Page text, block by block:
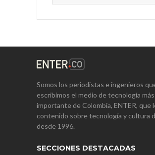
Somos los periodistas e ingenieros
escribimos el medio de tecnología más
importante de Colombia, ENTER, que
contenido sobre tecnología y cultura
desde 1996.
SECCIONES DESTACADAS